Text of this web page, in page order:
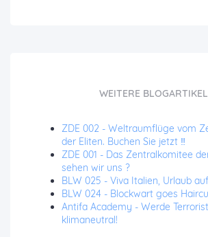
WEITERE BLOGARTIKEL
ZDE 002 - Weltraumflüge vom
der Eliten. Buchen Sie jetzt ‼️
ZDE 001 - Das Zentralkomitee
sehen wir uns ?
BLW 025 - Viva Italien, Urlaub
BLW 024 - Blockwart goes
Antifa Academy - Werde
klimaneutral!